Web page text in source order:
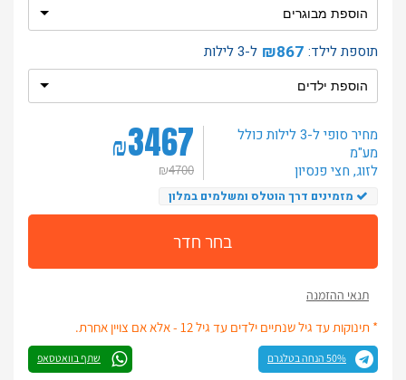
תוספת לילד: ₪867 ל-3 לילות
₪3467
₪4700
מחיר סופי ל-3 לילות
כולל
מע"מ
לזוג, חצי פנסיון
מזמינים דרך הוטלס ומשלמים במלון
בחר חדר
תנאי ההזמנה
* תינוקות עד גיל שנתיים ילדים עד גיל 12 - אלא אם צויין אחרת.
50% הנחה בטלגרם שתף בוואטסאפ